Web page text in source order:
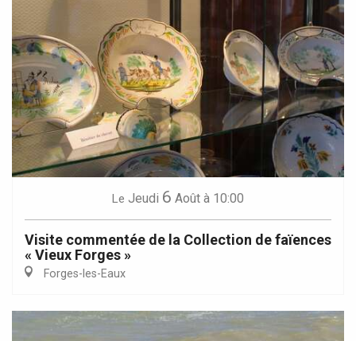
Le Jeudi 6 Août à 10:00
Visite commentée de la Collection de faïences
« Vieux Forges »
Forges-les-Eaux